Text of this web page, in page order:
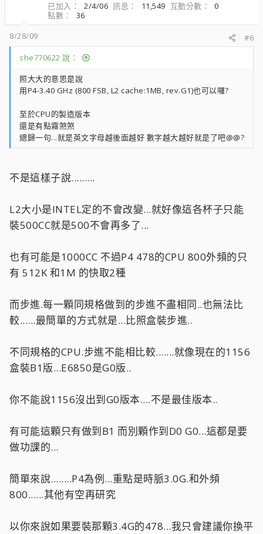
已加入
2/4/06 訊息 11,549 互動分數
0
點數
36
8/28/09
#6
she770622 說：
照大大的意思是說
用P4-3.40 GHz (800 FSB, L2 cache:1MB, rev.G1)也可以囉?
至於CPU的製造版本
還是有點霧煞煞
總歸一句...就是英文字母越後面越好 數字越大越好就是了吧@@?
不是這樣子說.........
L2大小是INTEL定的不會改變...就好像這各杯子只能
裝500CC就是500不會再多了...
也有可能是1000CC 不過P4 478的CPU 800外頻的只
有 512K 和1M 的快取2種
而步進.每一顆同規格做到的步進不盡相同..也無法比
較......最簡單的方式就是...比照盒裝步進..
不同規格的CPU.步進不能相比較.......就像現在的1156
盒裝B1版...E6850是G0版..
你不能說1156沒出到G0版本....不是最佳版本..
有可能這顆只有做到B1 而別顆作到D0 G0...這都是要
做功課的...
簡單來說........P4為例...重點是時脈3.0G.和外頻
800......其他有空再研究
以你來說如果要裝那顆3.4G的478...我只會建議你換平